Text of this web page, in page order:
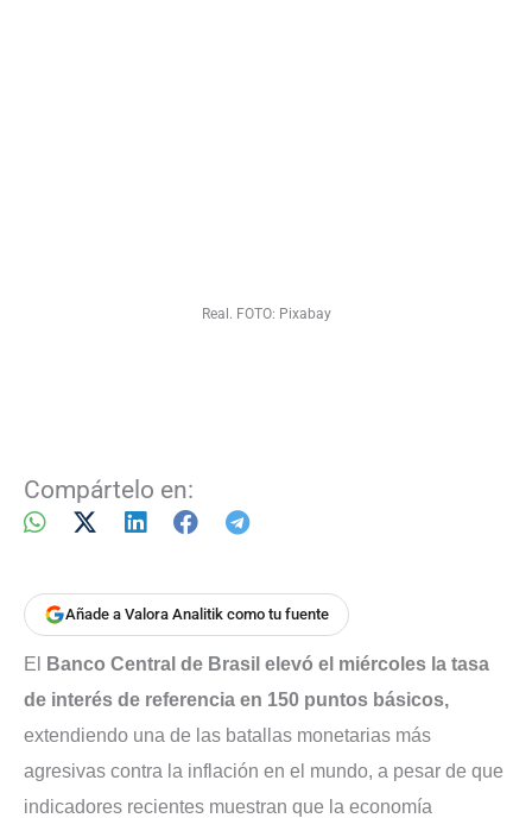
Real. FOTO: Pixabay
Compártelo en:
Añade a Valora Analitik como tu fuente
El
Banco Central de Brasil elevó el miércoles la tasa
de interés de referencia en 150 puntos básicos,
extendiendo una de las batallas monetarias más
agresivas contra la inflación en el mundo, a pesar de que
indicadores recientes muestran que la economía